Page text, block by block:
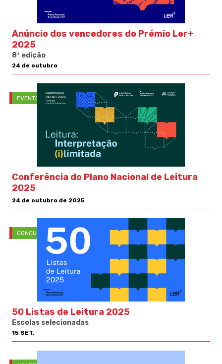
Anúncio dos vencedores do Prémio Ler+
2025
8ª edição
24 de outubro
EVENTOS
Conferência do Plano Nacional de Leitura
2025
24 de outubro de 2025
CONCURSOS
50 Listas de Leitura 2025
Escolas selecionadas
15 SET.